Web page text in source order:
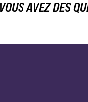
VOUS AVEZ DES